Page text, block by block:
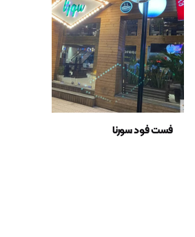
فست فود سورنا